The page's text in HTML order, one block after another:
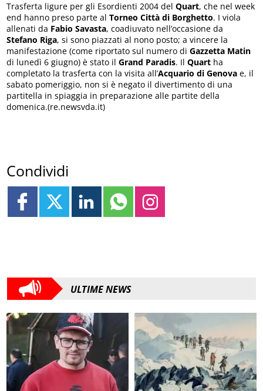
Trasferta ligure per gli Esordienti 2004 delQuart, che nel week
end hanno preso parte alTorneo Città di Borghetto. I viola
allenati da Fabio Savasta, coadiuvato nell’occasione da
Stefano Riga, si sono piazzati al nono posto; a vincere la
manifestazione (come riportato sul numero diGazzetta Matin
di lunedì 6 giugno) è stato ilGrand Paradis. IlQuart ha
completato la trasferta con la visita all’Acquario di Genova e, il
sabato pomeriggio, non si è negato il divertimento di una
partitella in spiaggia in preparazione alle partite della
domenica.(re.newsvda.it)
Condividi
ULTIME NEWS